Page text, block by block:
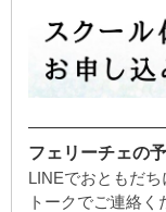
フェリーチェの
LINEでおともだち
トークでご連絡